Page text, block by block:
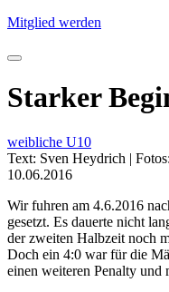
Mitglied werden
Starker
weibliche U10
Text: Sven Heydrich |
10.06.2016
Wir fuhren am 4.6.2016
gesetzt. Es dauerte nicht
der zweiten Halbzeit noch
Doch ein 4:0 war für die
einen weiteren Penalty und